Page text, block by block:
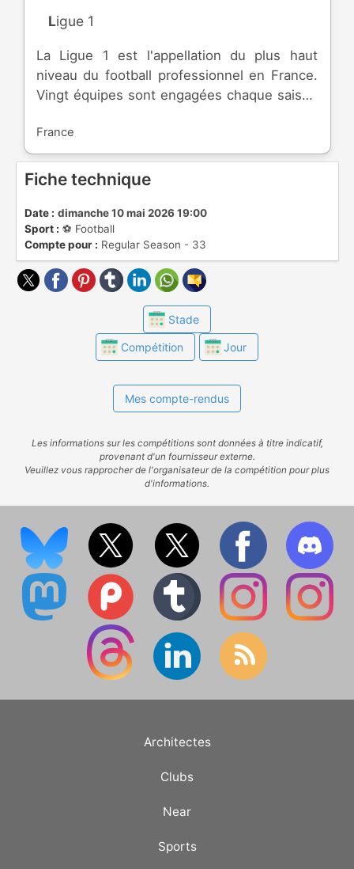
Ligue 1
La Ligue 1 est l'appellation du plus haut
niveau du football professionnel en France.
Vingt équipes sont engagées chaque saison
du printemps. A la fin de la saison, les trois
dernières équipes descendent en Ligue 2,
alors que trois autres font le chemin inverse.
A sa création en 1932, le championnat se
nommait "Division Nationale", puis en 1972,
il se nomma "Division 1", jusqu'en 2002.
France
Fiche technique
Date : dimanche 10 mai 2026 19:00
Sport : ⚽️ Football
Compte pour : Regular Season - 33
Stade
Compétition Jour
Mes compte-rendus
Les informations sur les compétitions sont données à titre indicatif,
provenant d'un fournisseur externe.
Veuillez vous rapprocher de l'organisateur de la compétition pour plus
d'informations.
Architectes
Clubs
Near
Sports